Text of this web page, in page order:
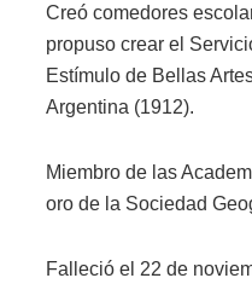
Creó comedores
propuso crear el
Estímulo de Bellas
Argentina (1912).
Miembro de las
oro de la Sociedad
Falleció el 22 de